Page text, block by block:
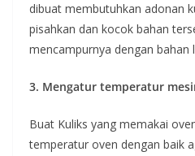
dibuat membutuhkan adonan
pisahkan dan kocok bahan
mencampurnya dengan bahan
3. Mengatur temperatur
Buat Kuliks yang memakai
temperatur oven dengan baik